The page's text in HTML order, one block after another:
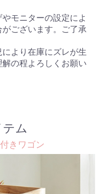
モニターの設定によ
ございます。ご了承
より在庫にズレが生
の程よろしくお願い
ム
きワゴン